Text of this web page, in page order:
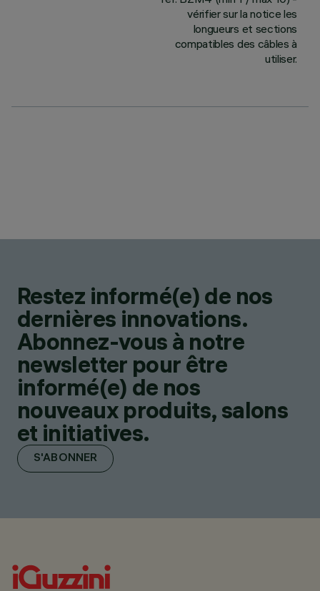
vérifier sur la notice les
longueurs et sections
compatibles des câbles à
utiliser.
Restez informé(e) de nos
dernières innovations.
Abonnez-vous à notre
newsletter pour être
informé(e) de nos
nouveaux produits, salons
et initiatives.
S'ABONNER